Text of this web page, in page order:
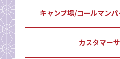
キャンプ場/コールマン
カスタマー